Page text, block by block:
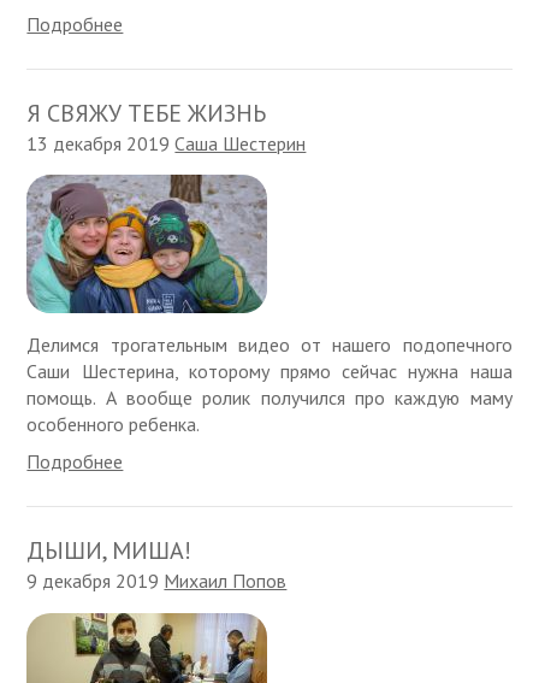
Подробнее
Я СВЯЖУ ТЕБЕ ЖИЗНЬ
13 декабря 2019Саша Шестерин
Делимся трогательным видео от нашего подопечного
Саши Шестерина, которому прямо сейчас нужна наша
помощь. А вообще ролик получился про каждую маму
особенного ребенка.
Подробнее
ДЫШИ, МИША!
9 декабря 2019 Михаил Попов